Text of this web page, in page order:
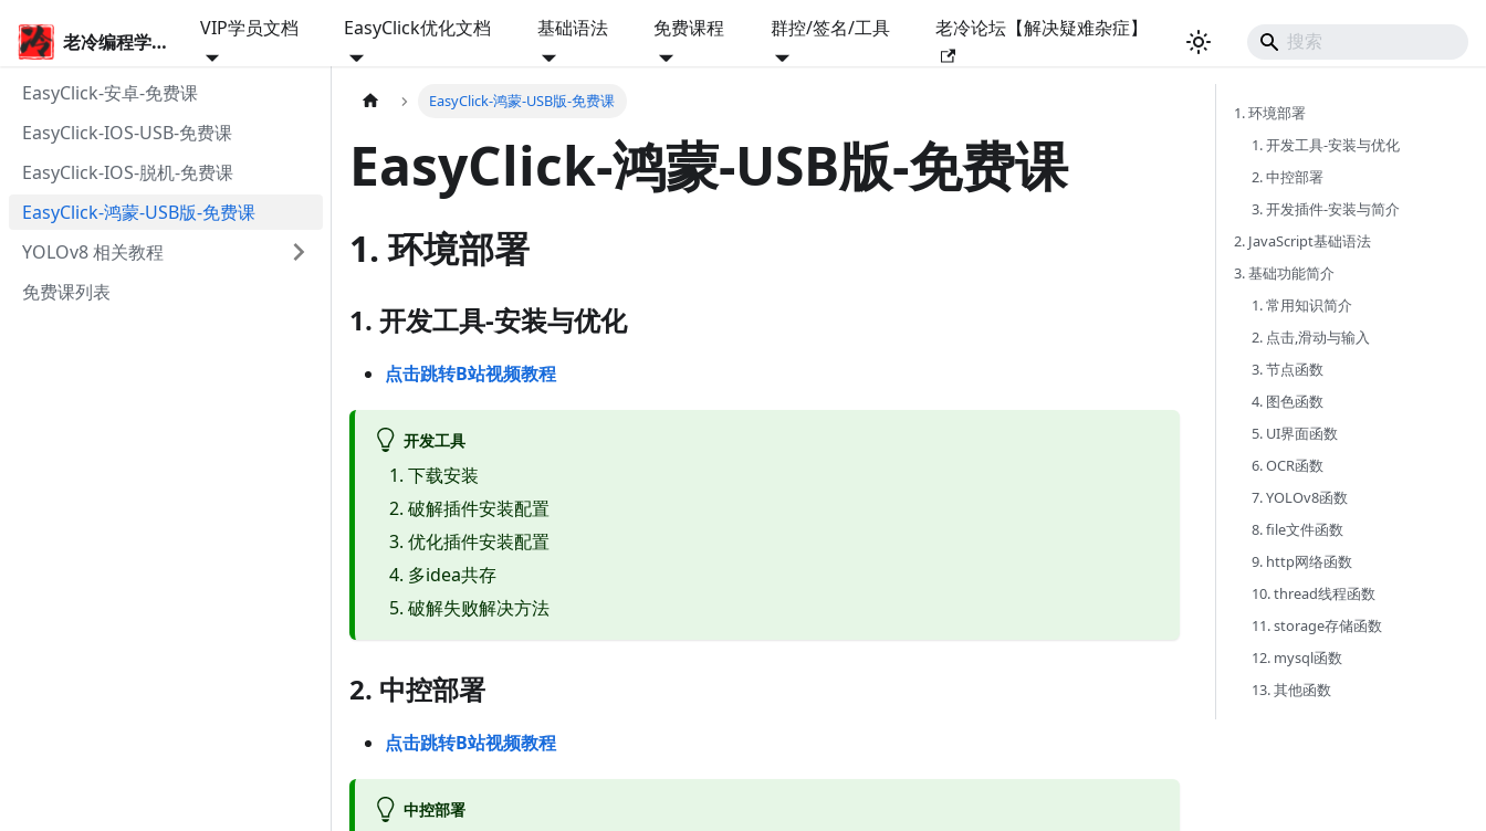
老冷编程学院
VIP学员文档 EasyClick优化文档 基础语法 免费课程 群控/签名/工具 老冷论坛【解决疑难杂症】
EasyClick-安卓-免费课
EasyClick-IOS-USB-免费课
EasyClick-IOS-脱机-免费课
EasyClick-鸿蒙-USB版-免费课
YOLOv8 相关教程
免费课列表
EasyClick-鸿蒙-USB版-免费课
EasyClick-鸿蒙-USB版-免费课
1. 环境部署
1. 开发工具-安装与优化
点击跳转B站视频教程
开发工具
下载安装
破解插件安装配置
优化插件安装配置
多idea共存
破解失败解决方法
2. 中控部署
点击跳转B站视频教程
中控部署
1. 环境部署
1. 开发工具-安装与优化
2. 中控部署
3. 开发插件-安装与简介
2. JavaScript基础语法
3. 基础功能简介
1. 常用知识简介
2. 点击,滑动与输入
3. 节点函数
4. 图色函数
5. UI界面函数
6. OCR函数
7. YOLOv8函数
8. file文件函数
9. http网络函数
10. thread线程函数
11. storage存储函数
12. mysql函数
13. 其他函数